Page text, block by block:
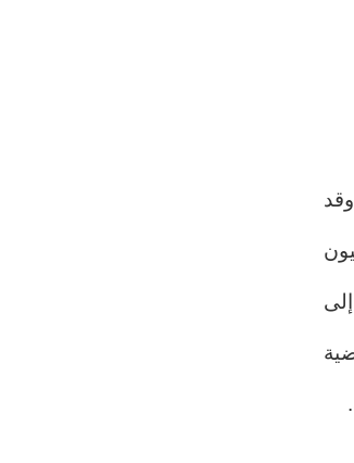
بشرط أن تصل قيمته إلى نحو 60 مليون